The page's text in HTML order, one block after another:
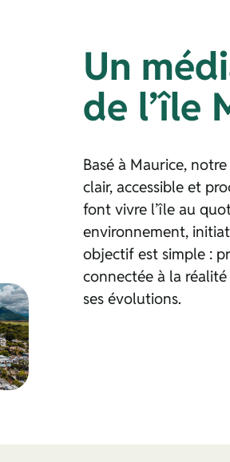
Un
de l’île
Basé à Maurice,
clair, accessible et
font vivre l’île au
environnement,
objectif est simple :
connectée à la
ses évolutions.